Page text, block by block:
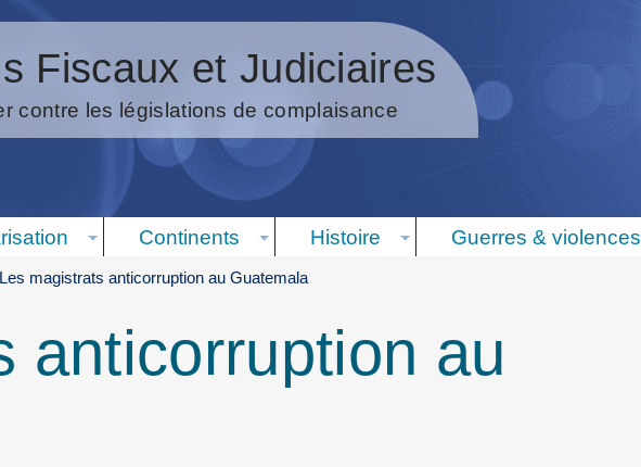
Fiscaux et Judiciaires
contre les législations de complaisance
Continents Histoire Guerres & violences
Les magistrats anticorruption au Guatemala
anticorruption au